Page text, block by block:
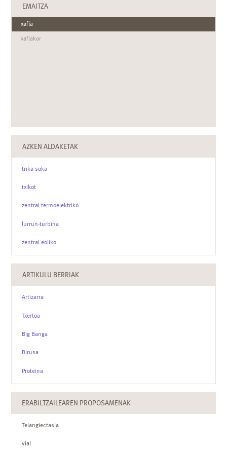
EMAITZA
xafla
xaflakor
AZKEN ALDAKETAK
trika-soka
txikot
zentral termoelektriko
lurrun-turbina
zentral eoliko
ARTIKULU BERRIAK
Artizarra
Txertoa
Big Banga
Birusa
Proteina
ERABILTZAILEAREN PROPOSAMENAK
Telangiectasia
vial